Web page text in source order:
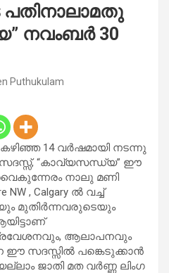
നവംബർ 30
Puthukulam
14 വർഷമായി നടന്നു
“കാവ്യസന്ധ്യ” ഈ
നാലു മണി
NW , Calgary ൽ വച്ച്
മുതിർന്നവരുടെയും
. പ്രവേശനവും, ആലാപനവും
ഈ സദസ്സിൽ പങ്കെടുക്കാൻ
ജാതി മത വർണ്ണ ലിംഗ